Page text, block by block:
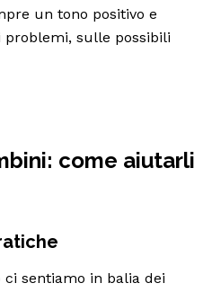
un tono positivo e
sulle possibili
come aiutarli
ci sentiamo in balia dei